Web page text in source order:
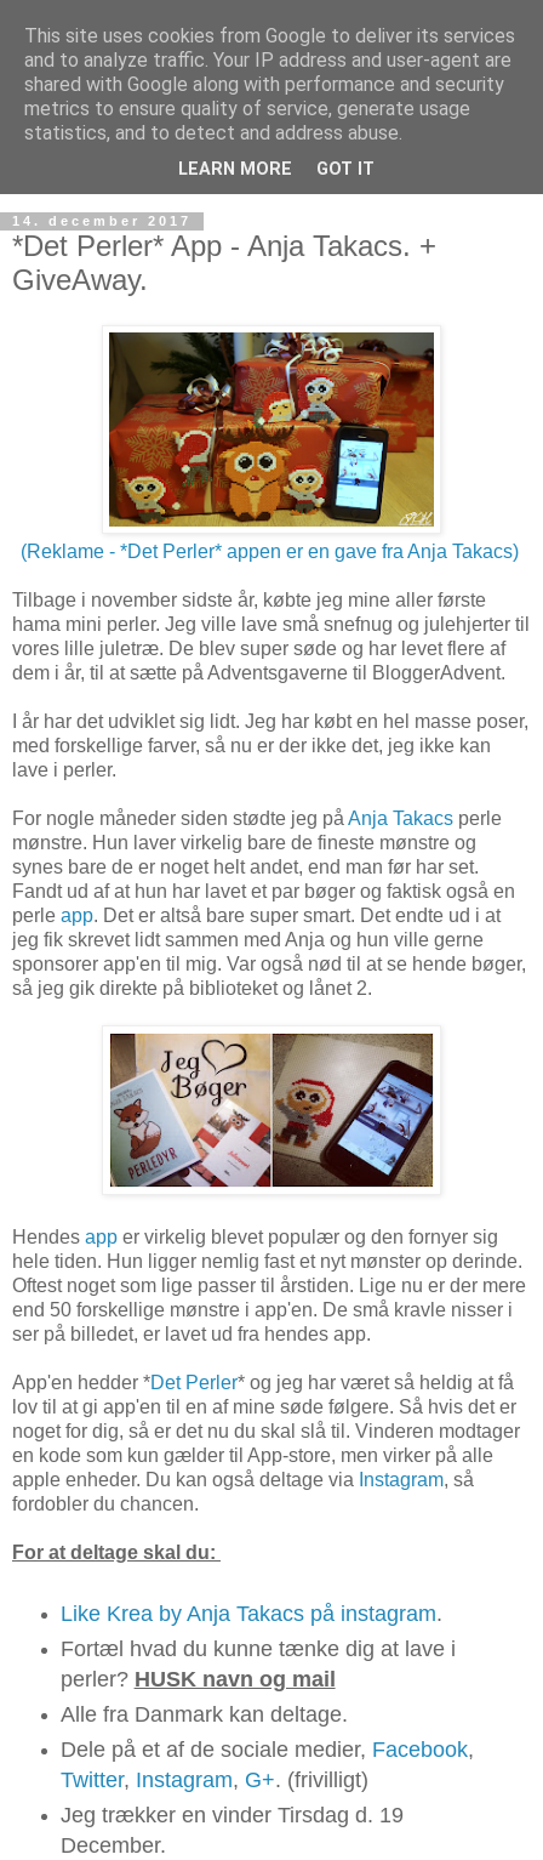
14. december 2017
*Det Perler* App - Anja Takacs. +
GiveAway.
(Reklame - *Det Perler* appen er en gave fra Anja Takacs)
Tilbage i november sidste år, købte jeg mine aller første
hama mini perler. Jeg ville lave små snefnug og julehjerter til
vores lille juletræ. De blev super søde og har levet flere af
dem i år, til at sætte på Adventsgaverne til BloggerAdvent.
I år har det udviklet sig lidt. Jeg har købt en hel masse poser,
med forskellige farver, så nu er der ikke det, jeg ikke kan
lave i perler.
For nogle måneder siden stødte jeg på Anja Takacs perle
mønstre. Hun laver virkelig bare de fineste mønstre og
synes bare de er noget helt andet, end man før har set.
Fandt ud af at hun har lavet et par bøger og faktisk også en
perle app. Det er altså bare super smart. Det endte ud i at
jeg fik skrevet lidt sammen med Anja og hun ville gerne
sponsorer app'en til mig. Var også nød til at se hende bøger,
så jeg gik direkte på biblioteket og lånet 2.
Hendes app er virkelig blevet populær og den fornyer sig
hele tiden. Hun ligger nemlig fast et nyt mønster op derinde.
Oftest noget som lige passer til årstiden. Lige nu er der mere
end 50 forskellige mønstre i app'en. De små kravle nisser i
ser på billedet, er lavet ud fra hendes app.
App'en hedder *Det Perler* og jeg har været så heldig at få
lov til at gi app'en til en af mine søde følgere. Så hvis det er
noget for dig, så er det nu du skal slå til. Vinderen modtager
en kode som kun gælder til App-store, men virker på alle
apple enheder. Du kan også deltage via Instagram, så
fordobler du chancen.
For at deltage skal du:
Like Krea by Anja Takacs på instagram.
Fortæl hvad du kunne tænke dig at lave i
perler? HUSK navn og mail
Alle fra Danmark kan deltage.
Dele på et af de sociale medier, Facebook,
Twitter, Instagram, G+. (frivilligt)
Jeg trækker en vinder Tirsdag d. 19
December.
This site uses cookies from Google to deliver its services
and to analyze traffic. Your IP address and user-agent are
shared with Google along with performance and security
metrics to ensure quality of service, generate usage
statistics, and to detect and address abuse.
LEARN MORE GOT IT